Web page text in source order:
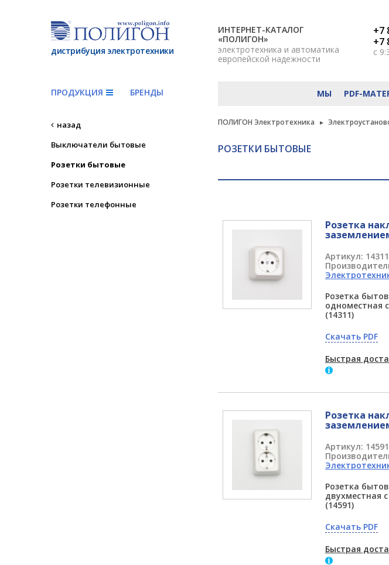
дистрибуция электротехники
ИНТЕРНЕТ-КАТАЛОГ
«ПОЛИГОН»
электротехника и автоматика
европейской надежности
+7
+7
с
ПРОДУКЦИЯ БРЕНДЫ МЫ PDF-
назад
Выключатели бытовые
Розетки бытовые
Розетки телевизионные
Розетки телефонные
ПОЛИГОН Электротехника
РОЗЕТКИ БЫТОВЫЕ
Розетка
Артикул: 14311
Розетка
одноместная
(14311)
Скачать PDF
Быстрая
Розетка
Артикул: 14591
Розетка
двухместная
(14591)
Скачать PDF
Быстрая